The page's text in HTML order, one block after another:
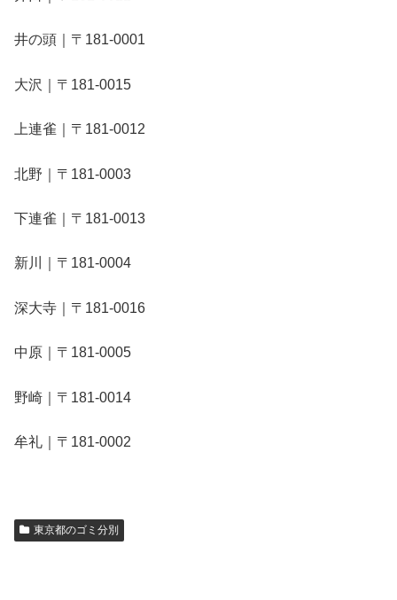
井の頭｜〒181-0001
大沢｜〒181-0015
上連雀｜〒181-0012
北野｜〒181-0003
下連雀｜〒181-0013
新川｜〒181-0004
深大寺｜〒181-0016
中原｜〒181-0005
野崎｜〒181-0014
牟礼｜〒181-0002
東京都のゴミ分別